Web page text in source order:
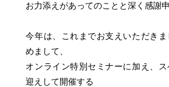
お力添えがあってのことと深く感謝
今年は、これまでお支えいただき
めまして、
オンライン特別セミナーに加え、
迎えして開催する